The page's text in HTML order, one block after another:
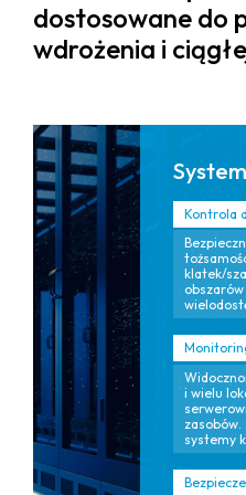
dostosowane do
wdrożenia i
Kontrola
klatek/
i wielu
systemy